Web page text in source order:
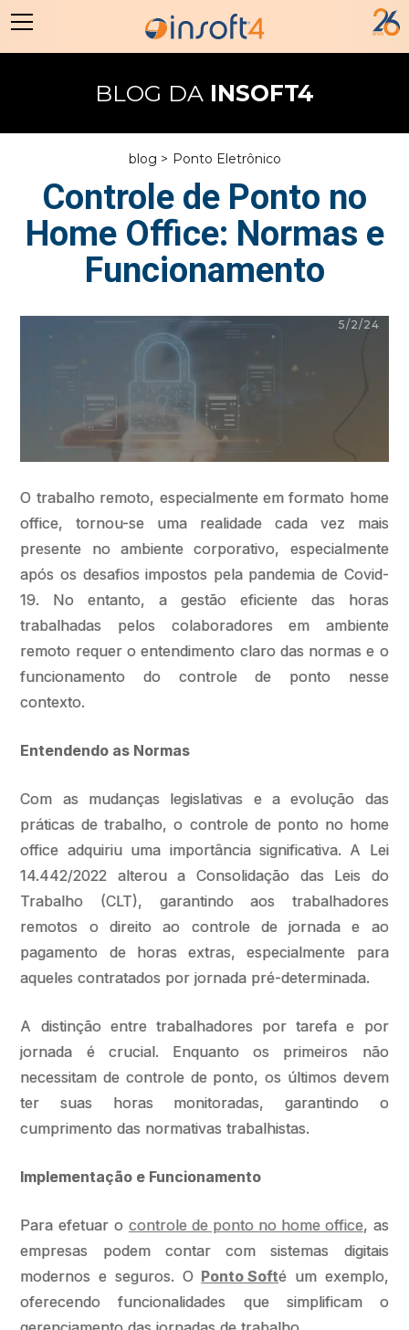
BLOG DAINSOFT4
blog > Ponto Eletrônico
Controle de Ponto no
Home Office: Normas e
Funcionamento
5/2/24
O trabalho remoto, especialmente em formato home
office, tornou-se uma realidade cada vez mais
presente no ambiente corporativo, especialmente
após os desafios impostos pela pandemia de Covid-
19. No entanto, a gestão eficiente das horas
trabalhadas pelos colaboradores em ambiente
remoto requer o entendimento claro das normas e o
funcionamento do controle de ponto nesse
contexto.
Entendendo as Normas
Com as mudanças legislativas e a evolução das
práticas de trabalho, o controle de ponto no home
office adquiriu uma importância significativa. A Lei
14.442/2022 alterou a Consolidação das Leis do
Trabalho (CLT), garantindo aos trabalhadores
remotos o direito ao controle de jornada e ao
pagamento de horas extras, especialmente para
aqueles contratados por jornada pré-determinada.
A distinção entre trabalhadores por tarefa e por
jornada é crucial. Enquanto os primeiros não
necessitam de controle de ponto, os últimos devem
ter suas horas monitoradas, garantindo o
cumprimento das normativas trabalhistas.
Implementação e Funcionamento
Para efetuar o controle de ponto no home office, as
empresas podem contar com sistemas digitais
modernos e seguros. O Ponto Softé um exemplo,
oferecendo funcionalidades que simplificam o